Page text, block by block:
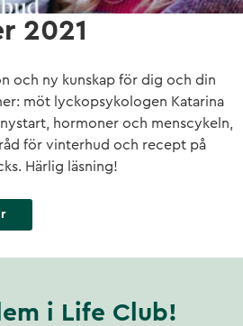
2021
och ny kunskap för dig och din
möt lyckopsykologen Katarina
hormoner och menscykeln,
för vinterhud och recept på
Härlig läsning!
i Life Club!